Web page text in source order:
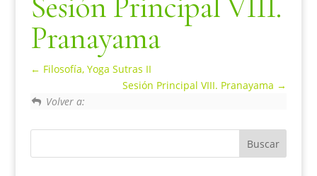
Pranayama
Filosofía, Yoga Sutras II
Sesión Principal VIII. Pranayama
Volver a: